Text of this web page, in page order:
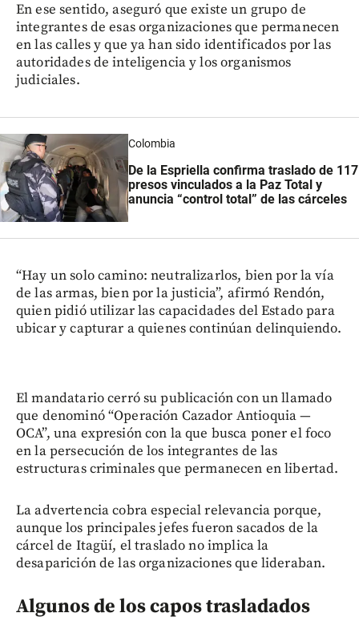
En ese sentido, aseguró que existe un grupo de
integrantes de esas organizaciones que permanecen
en las calles y que ya han sido identificados por las
autoridades de inteligencia y los organismos
judiciales.
Colombia
De la Espriella confirma traslado de 117
presos vinculados a la Paz Total y
anuncia “control total” de las cárceles
“Hay un solo camino: neutralizarlos, bien por la vía
de las armas, bien por la justicia”, afirmó Rendón,
quien pidió utilizar las capacidades del Estado para
ubicar y capturar a quienes continúan delinquiendo.
El mandatario cerró su publicación con un llamado
que denominó “Operación Cazador Antioquia —
OCA”, una expresión con la que busca poner el foco
en la persecución de los integrantes de las
estructuras criminales que permanecen en libertad.
La advertencia cobra especial relevancia porque,
aunque los principales jefes fueron sacados de la
cárcel de Itagüí, el traslado no implica la
desaparición de las organizaciones que lideraban.
Algunos de los capos trasladados